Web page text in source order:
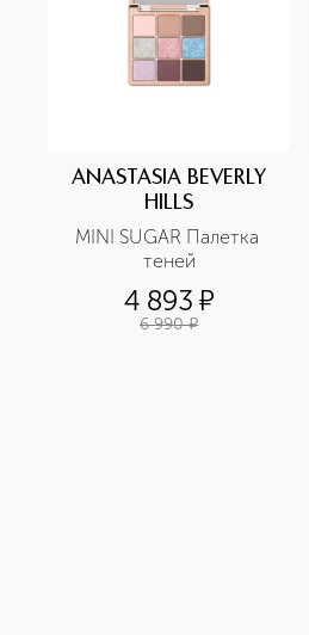
ANASTASIA BEVERLY
HILLS
MINI SUGAR Палетка
теней
4 893 ¤
6 990 ¤